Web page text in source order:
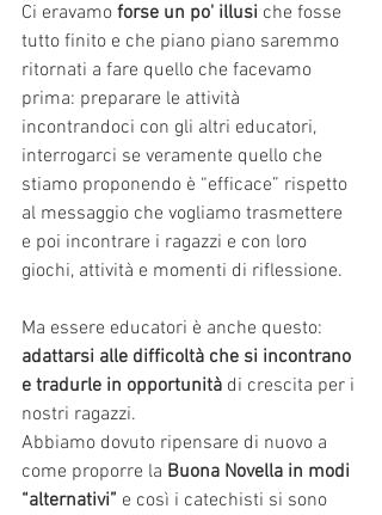
Ci eravamo forse un po' illusi che fosse
tutto finito e che piano piano saremmo
ritornati a fare quello che facevamo
prima: preparare le attività
incontrandoci con gli altri educatori,
interrogarci se veramente quello che
stiamo proponendo è “efficace” rispetto
al messaggio che vogliamo trasmettere
e poi incontrare i ragazzi e con loro
giochi, attività e momenti di riflessione.
Ma essere educatori è anche questo:
adattarsi alle difficoltà che si incontrano
e tradurle in opportunità di crescita per i
nostri ragazzi.
Abbiamo dovuto ripensare di nuovo a
come proporre la Buona Novella in modi
“alternativi” e così i catechisti si sono